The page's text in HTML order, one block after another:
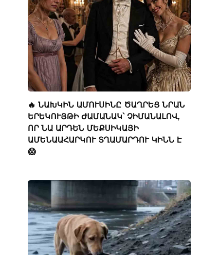
🔥 ՆԱԽԿԻՆ ԱՄՈՒՍԻՆԸ ԾԱՂՐԵՑ ՆՐԱՆ
ԵՐԵԿՈՒՅԹԻ ԺԱՄԱՆԱԿ՝ ՉԻՄԱՆԱԼՈՎ,
ՈՐ ՆԱ ԱՐԴԵՆ ՄԵՔՍԻԿԱՅԻ
ԱՄԵՆԱԱՀԱՐԿՈՒ ՏՂԱՄԱՐԴՈՒ ԿԻՆՆ Է
😱